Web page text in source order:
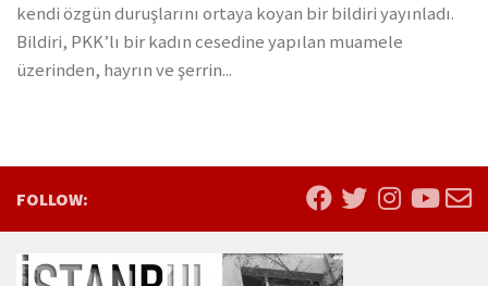
kendi özgün duruşlarını ortaya koyan bir bildiri yayınladı.
Bildiri, PKK’lı bir kadın cesedine yapılan muamele
üzerinden, hayrın ve şerrin...
FOLLOW: